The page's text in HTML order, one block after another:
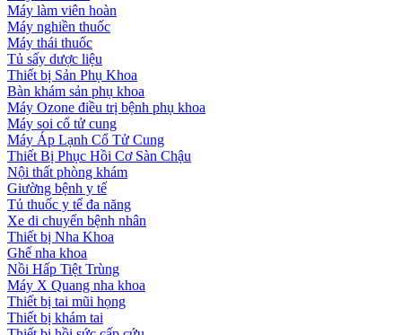
Máy làm viên hoàn
Máy nghiền thuốc
Máy thái thuốc
Tủ sấy dược liệu
Thiết bị Sản Phụ Khoa
Bàn khám sản phụ khoa
Máy Ozone điều trị bệnh phụ khoa
Máy soi cổ tử cung
Máy Áp Lạnh Cổ Tử Cung
Thiết Bị Phục Hồi Cơ Sàn Chậu
Nội thất phòng khám
Giường bệnh y tế
Tủ thuốc y tế đa năng
Xe di chuyển bệnh nhân
Thiết bị Nha Khoa
Ghế nha khoa
Nồi Hấp Tiệt Trùng
Máy X Quang nha khoa
Thiết bị tai mũi họng
Thiết bị khám tai